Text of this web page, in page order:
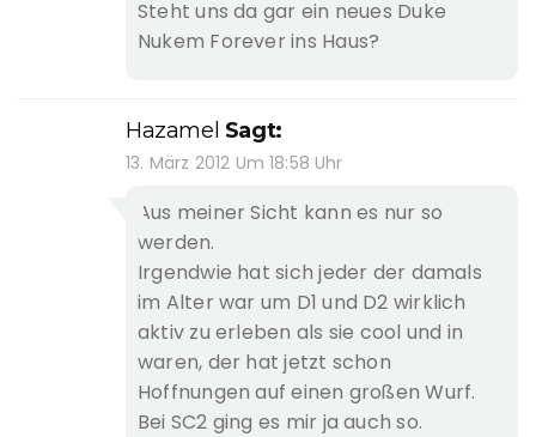
Steht uns da gar ein neues Duke
Nukem Forever ins Haus?
Hazamel Sagt:
13. März 2012 Um 18:58 Uhr
Aus meiner Sicht kann es nur so
werden.
Irgendwie hat sich jeder der damals
im Alter war um D1 und D2 wirklich
aktiv zu erleben als sie cool und in
waren, der hat jetzt schon
Hoffnungen auf einen großen Wurf.
Bei SC2 ging es mir ja auch so.